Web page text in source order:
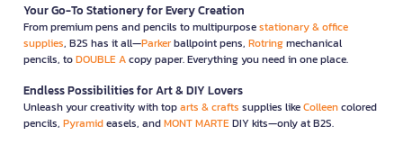
Your Go-To Stationery for Every Creation
From premium pens and pencils to multipurposestationary & office
supplies, B2S has it all—Parkerballpoint pens, Rotringmechanical
pencils, toDOUBLE Acopy paper. Everything you need in one place.
Endless Possibilities for Art & DIY Lovers
Unleash your creativity with toparts & crafts supplies likeColleencolored
pencils, Pyramideasels, andMONT MARTEDIY kits—only at B2S.